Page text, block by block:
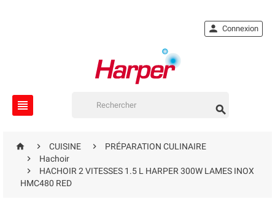
 
 Connexion
  CUISINE 
PRÉPARATION CULINAIRE

Hachoir

HACHOIR 2 VITESSES 1.5 L HARPER 300W LAMES INOX
HMC480 RED